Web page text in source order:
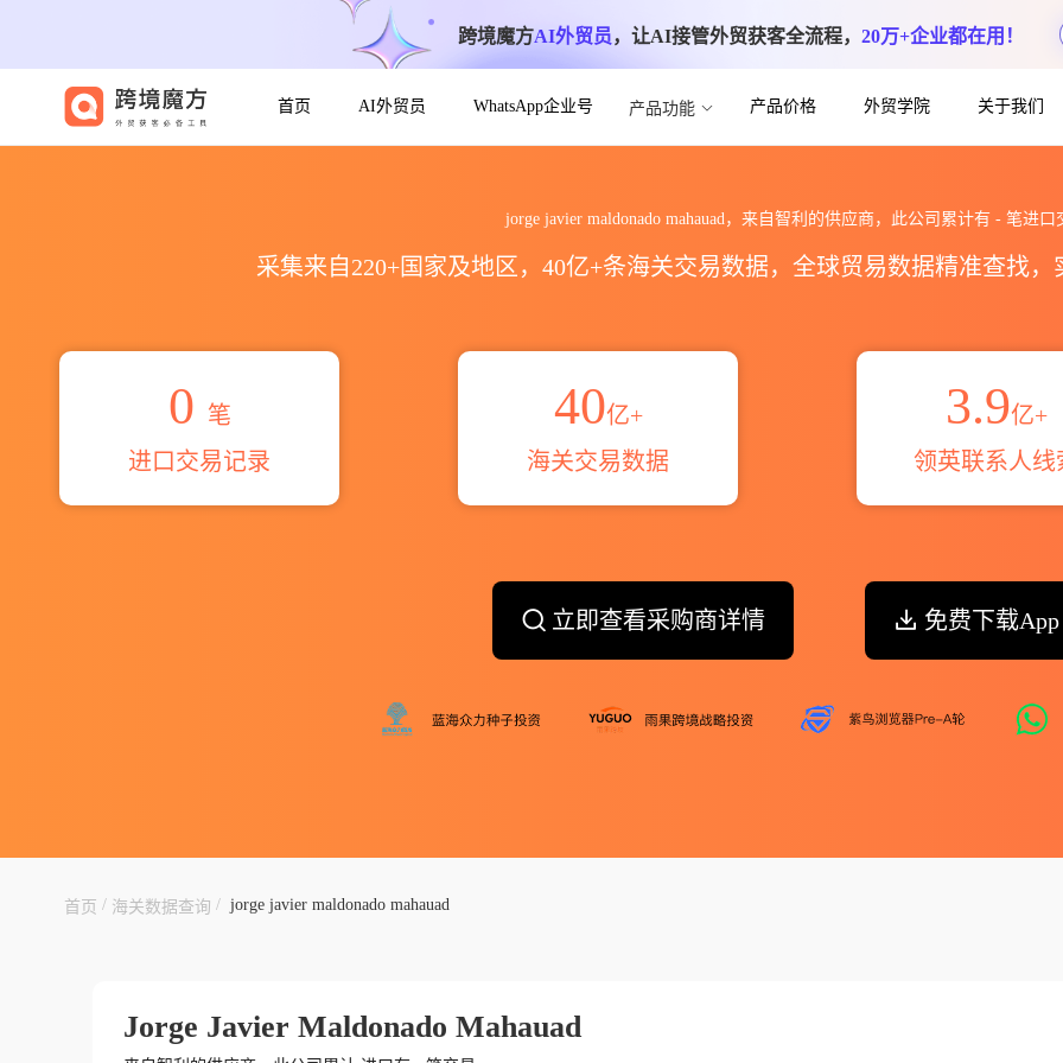
跨境魔方AI外贸员，让AI接管外贸获客全流程， 20万+企业都在用！
首页 AI外贸员 WhatsApp企业号 产品功能 产品价格 外贸学院 关于我们
jorge javier maldonado mahauad，来自智利的供应商，此公司累计有 - 笔进口
采集来自220+国家及地区，40亿+条海关交易数据，全球贸易数据精准查找
0 笔
进口交易记录
40亿+
海关交易数据
3.9亿+
领英联系人线
立即查看采购商详情 免费下载App
首页 / 海关数据查询 / jorge javier maldonado mahauad
Jorge Javier Maldonado Mahauad